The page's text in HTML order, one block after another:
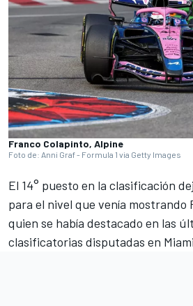
Franco Colapinto, Alpine
Foto de: Anni Graf - Formula 1 via Getty Images
El 14° puesto en la clasificación
para el nivel que venía mostrando
quien se había destacado en las
clasificatorias disputadas en